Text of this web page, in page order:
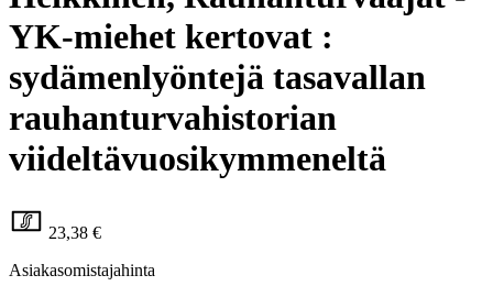
YK-miehet kertovat :
sydämenlyöntejä tasavallan
rauhanturvahistorian
viideltävuosikymmeneltä
23,38 €
Asiakasomistajahinta